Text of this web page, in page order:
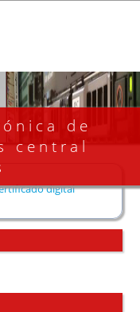
de
central
digital